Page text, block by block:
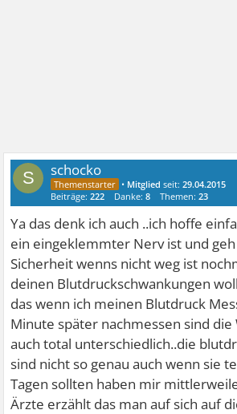
S schocko
• Mitglied seit:29.04.2015
Beiträge:222 Danke:8 Themen:23
Ya das denk ich auch ..ich hoffe
ein eingeklemmter Nerv ist und
Sicherheit wenns nicht weg ist
deinen Blutdruckschwankungen
das wenn ich meinen Blutdruck
Minute später nachmessen sind
auch total unterschiedlich..die
sind nicht so genau auch wenn sie
Tagen sollten haben mir
Ärzte erzählt das man auf sich auf